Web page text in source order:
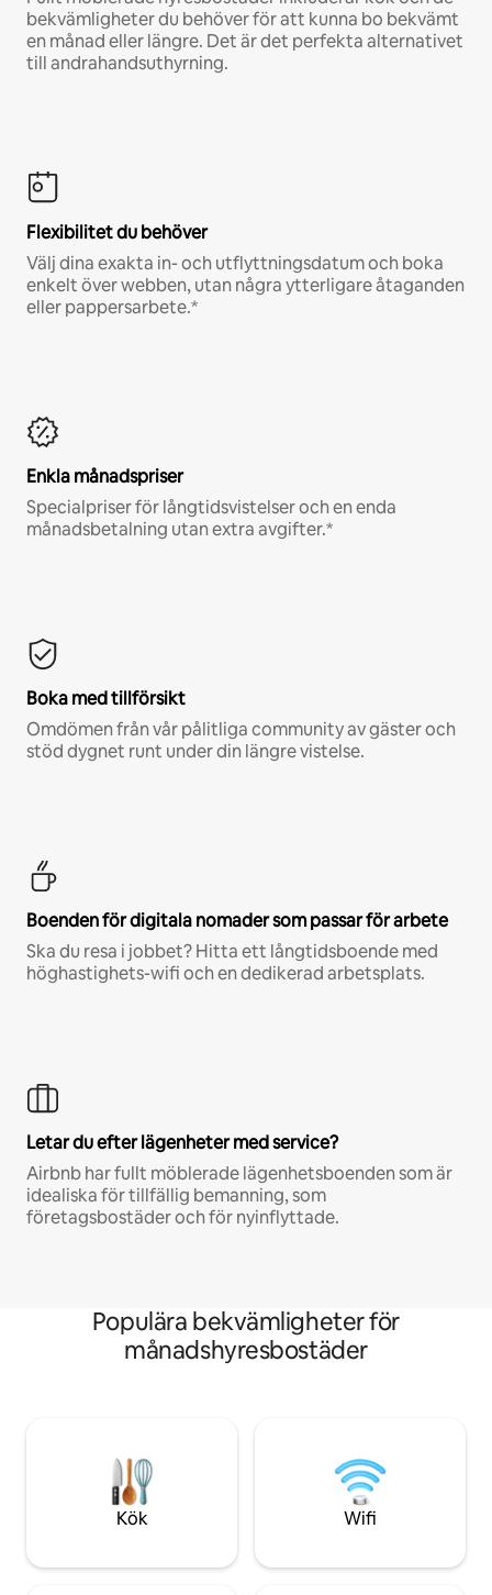
bekvämligheter du behöver för att kunna bo bekvämt
en månad eller längre. Det är det perfekta alternativet
till andrahandsuthyrning.
Flexibilitet du behöver
Välj dina exakta in- och utflyttningsdatum och boka
enkelt över webben, utan några ytterligare åtaganden
eller pappersarbete.*
Enkla månadspriser
Specialpriser för långtidsvistelser och en enda
månadsbetalning utan extra avgifter.*
Boka med tillförsikt
Omdömen från vår pålitliga community av gäster och
stöd dygnet runt under din längre vistelse.
Boenden för digitala nomader som passar för arbete
Ska du resa i jobbet? Hitta ett långtidsboende med
höghastighets-wifi och en dedikerad arbetsplats.
Letar du efter lägenheter med service?
Airbnb har fullt möblerade lägenhetsboenden som är
idealiska för tillfällig bemanning, som
företagsbostäder och för nyinflyttade.
Populära bekvämligheter för
månadshyresbostäder
Kök Wifi